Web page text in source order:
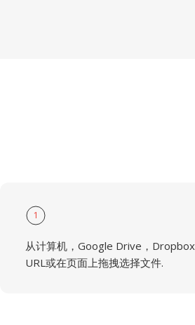
1
从计算机，Google Drive，Dropbox
URL或在页面上拖拽选择文件.